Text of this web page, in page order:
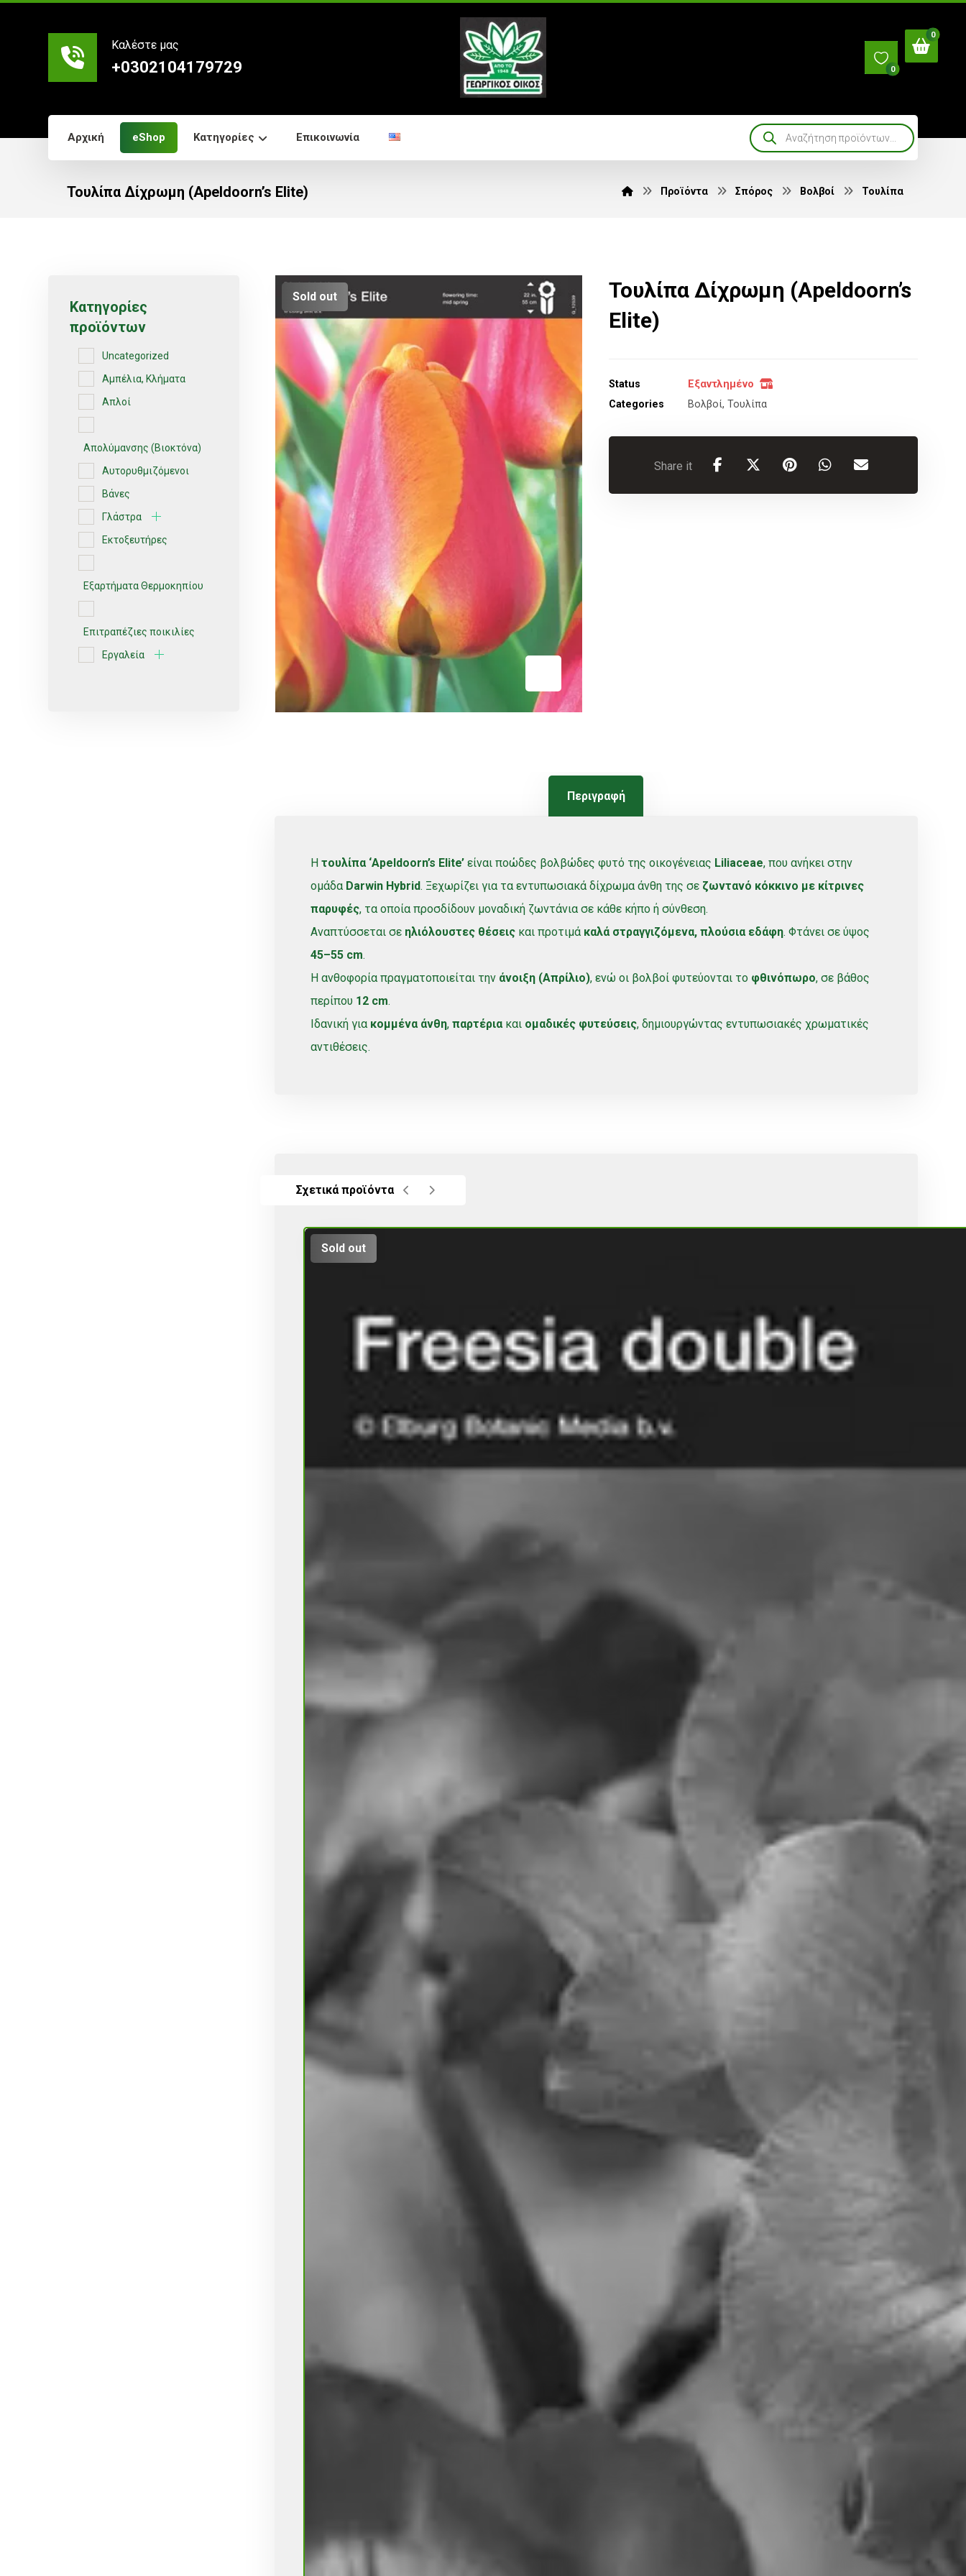
Καλέστε μας
+0302104179729
Αρχική eShop Κατηγορίες Επικοινωνία
Τουλίπα Δίχρωμη (Apeldoorn’s Elite) Προϊόντα Σπόρος Βολβοί Τουλίπα
Sold out
Τουλίπα Δίχρωμη (Apeldoorn’s
Elite)
Status
Εξαντλημένο
Categories
Βολβοί,Τουλίπα
Περιγραφή
Η τουλίπα ‘Apeldoorn’s Elite’είναι ποώδες βολβώδες φυτό της οικογένειας Liliaceae, που ανήκει στην
ομάδα Darwin Hybrid. Ξεχωρίζει για τα εντυπωσιακά δίχρωμα άνθη της σε ζωντανό κόκκινο με κίτρινες
παρυφές, τα οποία προσδίδουν μοναδική ζωντάνια σε κάθε κήπο ή σύνθεση.
Αναπτύσσεται σε ηλιόλουστες θέσειςκαι προτιμά καλά στραγγιζόμενα, πλούσια εδάφη. Φτάνει σε ύψος
45–55 cm.
Η ανθοφορία πραγματοποιείται την άνοιξη (Απρίλιο), ενώ οι βολβοί φυτεύονται το φθινόπωρο, σε βάθος
περίπου 12 cm.
Ιδανική για κομμένα άνθη, παρτέριακαι ομαδικές φυτεύσεις, δημιουργώντας εντυπωσιακές χρωματικές
αντιθέσεις.
Σχετικά προϊόντα
Sold out
Κατηγορίες
προϊόντων
Uncategorized
Αμπέλια, Κλήματα
Απλοί
Απολύμανσης (Βιοκτόνα)
Αυτορυθμιζόμενοι
Βάνες
Γλάστρα
Εκτοξευτήρες
Εξαρτήματα Θερμοκηπίου
Επιτραπέζιες ποικιλίες
Εργαλεία